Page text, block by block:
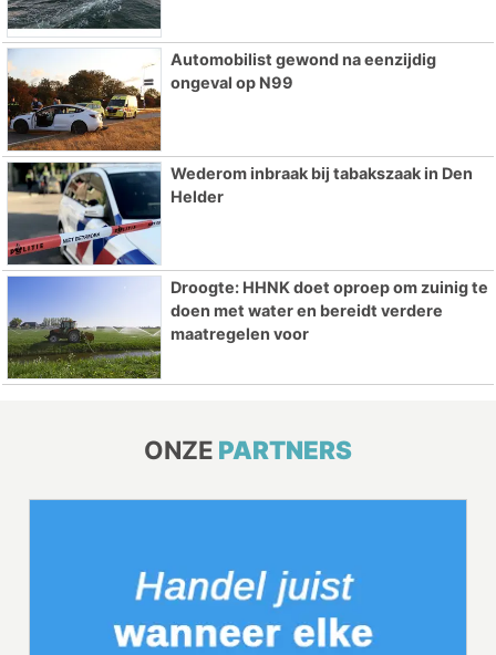
Automobilist gewond na eenzijdig
ongeval op N99
Wederom inbraak bij tabakszaak in Den
Helder
Droogte: HHNK doet oproep om zuinig te
doen met water en bereidt verdere
maatregelen voor
ONZE PARTNERS